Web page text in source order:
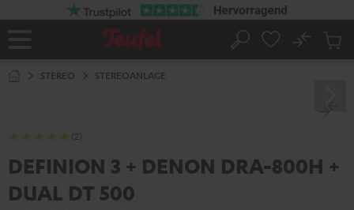
Startseite
Suche
No
STEREO STEREOANLAGE
(2)
DEFINION 3 + DENON DRA-800H +
DUAL DT 500